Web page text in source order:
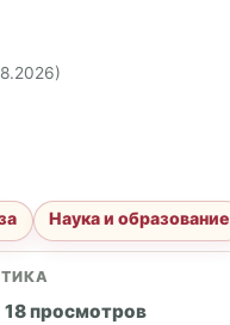
Наука и образование
18 просмотров